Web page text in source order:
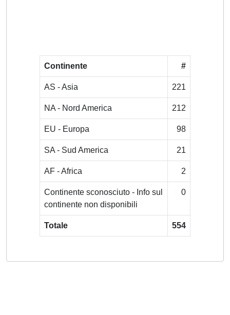
Continente #
AS - Asia 221
NA - Nord America 212
EU - Europa 98
SA - Sud America 21
AF - Africa 2
Continente sconosciuto - Info sul
continente non disponibili
0
Totale 554